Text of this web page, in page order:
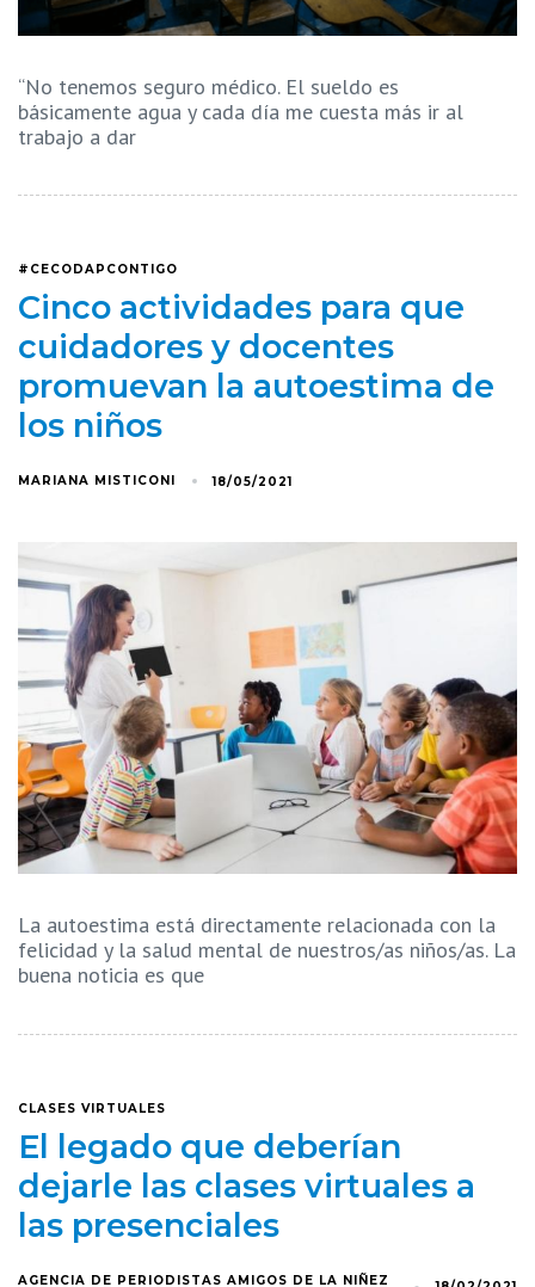
“No tenemos seguro médico. El sueldo es
básicamente agua y cada día me cuesta más ir al
trabajo a dar
#CECODAPCONTIGO
Cinco actividades para que
cuidadores y docentes
promuevan la autoestima de
los niños
MARIANA MISTICONI 18/05/2021
La autoestima está directamente relacionada con la
felicidad y la salud mental de nuestros/as niños/as. La
buena noticia es que
CLASES VIRTUALES
El legado que deberían
dejarle las clases virtuales a
las presenciales
AGENCIA DE PERIODISTAS AMIGOS DE LA NIÑEZ